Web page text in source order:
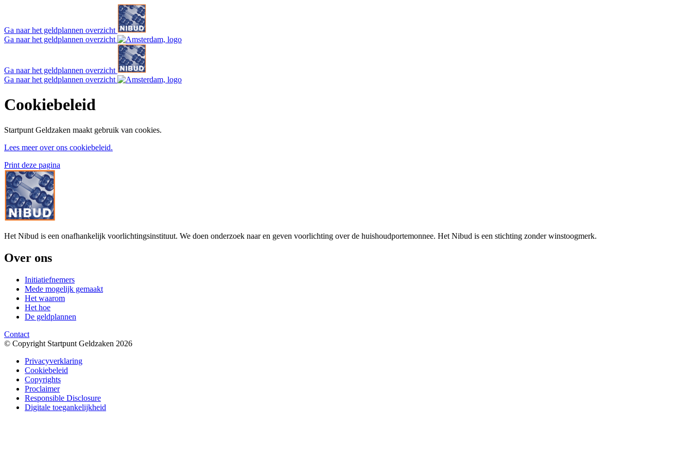
Ga naar het geldplannen overzicht
Ga naar het geldplannen overzicht
Ga naar het geldplannen overzicht
Ga naar het geldplannen overzicht
Cookiebeleid
Startpunt Geldzaken maakt gebruik van cookies.
Lees meer over ons cookiebeleid.
Print deze pagina
Het Nibud is een onafhankelijk voorlichtingsinstituut. We doen onderzoek naar en geven voorlichting over de huishoudportemonnee. Het Nibud is een stichting zonder winstoogmerk.
Over ons
Initiatiefnemers
Mede mogelijk gemaakt
Het waarom
Het hoe
De geldplannen
Contact
© Copyright Startpunt Geldzaken 2026
Privacyverklaring
Cookiebeleid
Copyrights
Proclaimer
Responsible Disclosure
Digitale toegankelijkheid